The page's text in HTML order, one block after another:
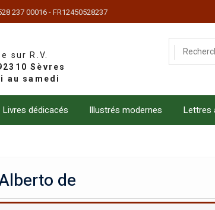
237 00016 - FR12450528237
sur R.V.
Livres dédicacés Illustrés modernes Lettres
de